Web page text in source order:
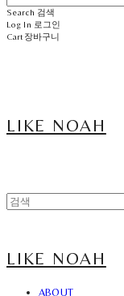
Search 검색
Log In 로그인
Cart장바구니
LIKE NOAH
LIKE NOAH
ABOUT